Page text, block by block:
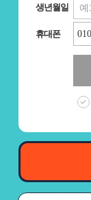
생년월일
휴대폰